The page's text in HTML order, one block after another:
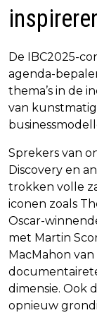
De IBC2025-
agenda-
thema’s in de
van
Sprekers van
Discovery en
trokken volle
iconen zoals
Oscar-
met Martin
MacMahon
dimensie. Ook
opnieuw